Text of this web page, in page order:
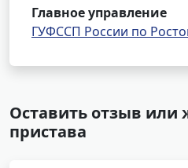
Главное управление
ГУФССП России по
Оставить отзыв или
пристава